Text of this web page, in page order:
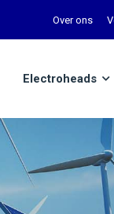
Over ons
Electroheads